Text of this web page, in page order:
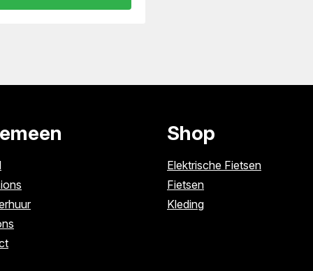
Shop
Elektrische Fietsen
Fietsen
Kleding